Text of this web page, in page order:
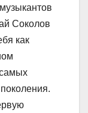
Соколов
как